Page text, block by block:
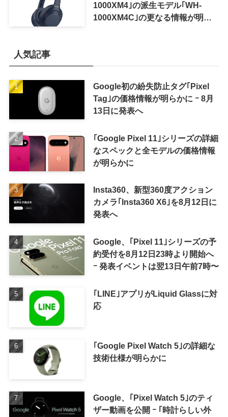
1000XM4｣の派生モデル｢WH-
1000XM4C｣の更なる情報が明ら
人気記事
Google初の紛失防止タグ｢Pixel
Tag｣の価格情報が明らかに ｰ 8月
13日に発表へ
｢Google Pixel 11｣シリーズの詳細
なスペックと全モデルの価格情報
が明らかに
Insta360、新型360度アクション
カメラ｢Insta360 X6｣を8月12日に
発表へ
Google、｢Pixel 11｣シリーズの予
約受付を8月12日23時より開始へ
ｰ 発表イベントは翌13日午前7時〜
｢LINE｣アプリがLiquid Glassに対
応
｢Google Pixel Watch 5｣の詳細な
技術仕様が明らかに
Google、｢Pixel Watch 5｣のティ
ザー動画を公開 ｰ ｢時計らしい外